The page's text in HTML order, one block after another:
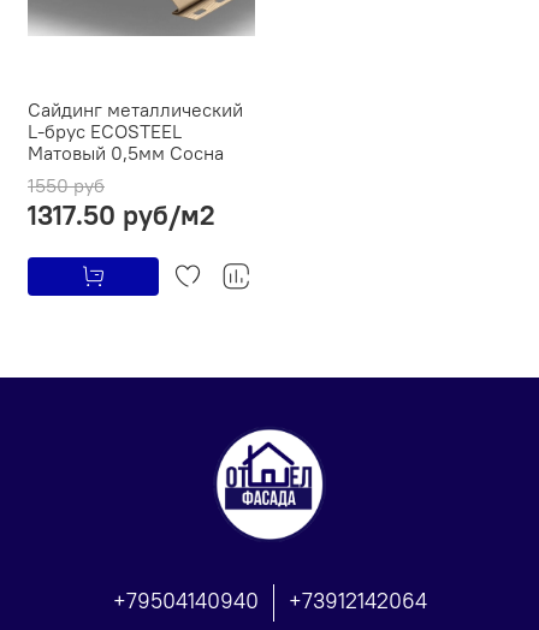
Сайдинг металлический
L-брус ECOSTEEL
Матовый 0,5мм Сосна
1550 руб
1317.50 руб/м2
+79504140940
+73912142064